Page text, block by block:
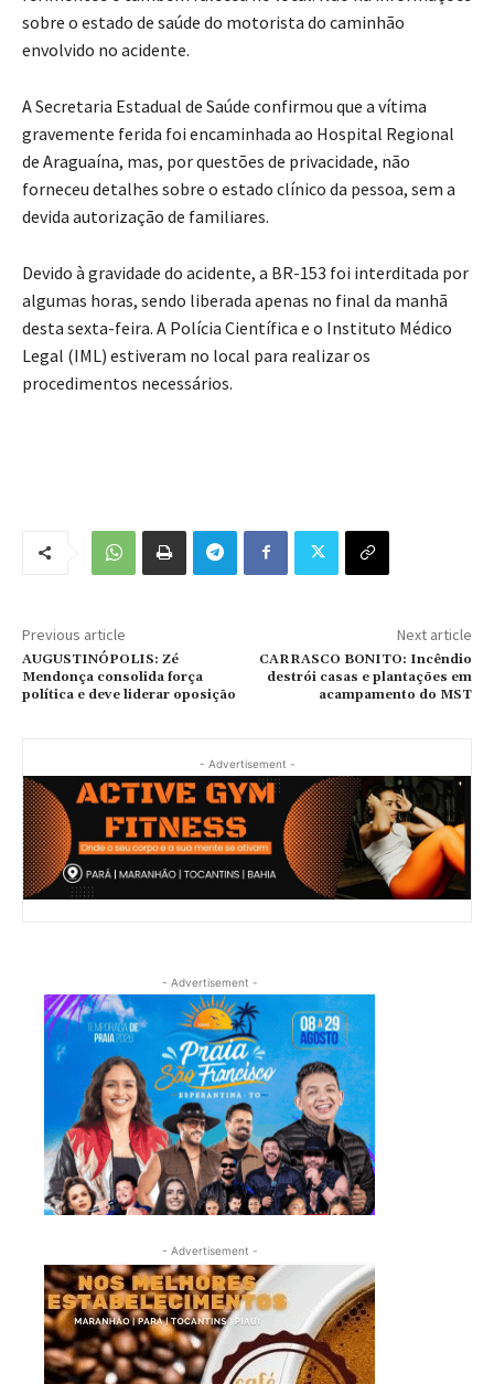
sobre o estado de saúde do motorista do caminhão
envolvido no acidente.
A Secretaria Estadual de Saúde confirmou que a vítima
gravemente ferida foi encaminhada ao Hospital Regional
de Araguaína, mas, por questões de privacidade, não
forneceu detalhes sobre o estado clínico da pessoa, sem a
devida autorização de familiares.
Devido à gravidade do acidente, a BR-153 foi interditada por
algumas horas, sendo liberada apenas no final da manhã
desta sexta-feira. A Polícia Científica e o Instituto Médico
Legal (IML) estiveram no local para realizar os
procedimentos necessários.
Previous article
AUGUSTINÓPOLIS: Zé
Mendonça consolida força
política e deve liderar oposição
Next article
CARRASCO BONITO: Incêndio
destrói casas e plantações em
acampamento do MST
- Advertisement -
- Advertisement -
- Advertisement -